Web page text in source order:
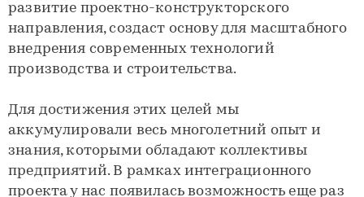
развитие проектно-конструкторского
направления, создаст основу для масштабного
внедрения современных технологий
производства и строительства.
Для достижения этих целей мы
аккумулировали весь многолетний опыт и
знания, которыми обладают коллективы
предприятий. В рамках интеграционного
проекта у нас появилась возможность еще раз